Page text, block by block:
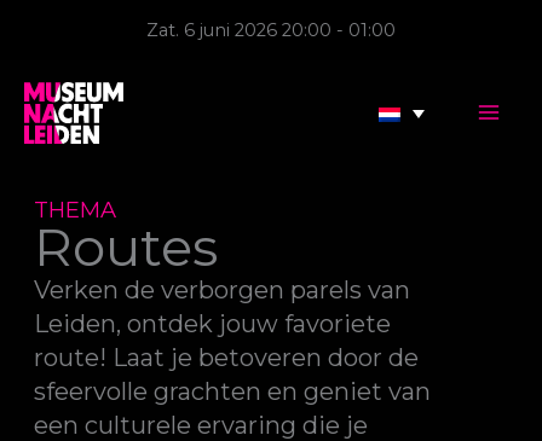
de
inhoud
Zat. 6 juni 2026 20:00 - 01:00
THEMA
Routes
Verken de verborgen parels van
Leiden, ontdek jouw favoriete
route! Laat je betoveren door de
sfeervolle grachten en geniet van
een culturele ervaring die je